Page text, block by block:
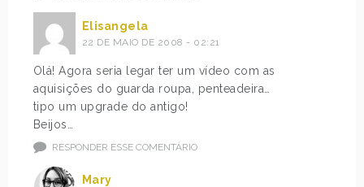
Elisangela
22 DE MAIO DE 2008 - 02:21
Olá! Agora seria legar ter um vídeo com as
aquisições do guarda roupa, penteadeira…
tipo um upgrade do antigo!
Beijos…
RESPONDER ESSE COMENTÁRIO
Mary